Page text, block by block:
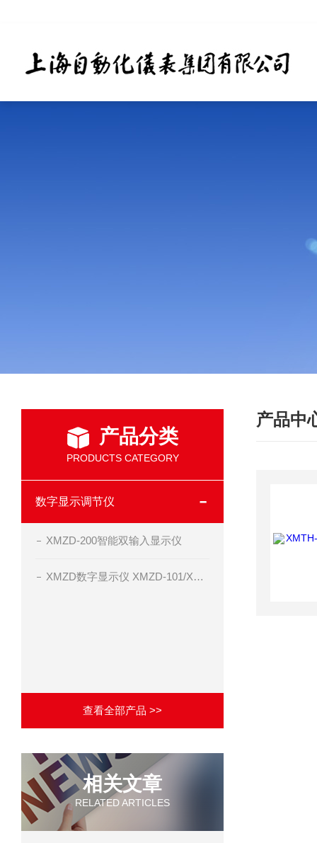
产品分类
PRODUCTS CATEGORY
数字显示调节仪
XMZD-200智能双输入显示仪
XMZD数字显示仪 XMZD-101/XMZD-102清晰，精度高
查看全部产品 >>
相关文章
RELATED ARTICLES
产品中